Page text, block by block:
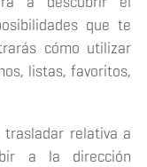
que te
cómo utilizar
listas, favoritos,
trasladar relativa a
a la dirección